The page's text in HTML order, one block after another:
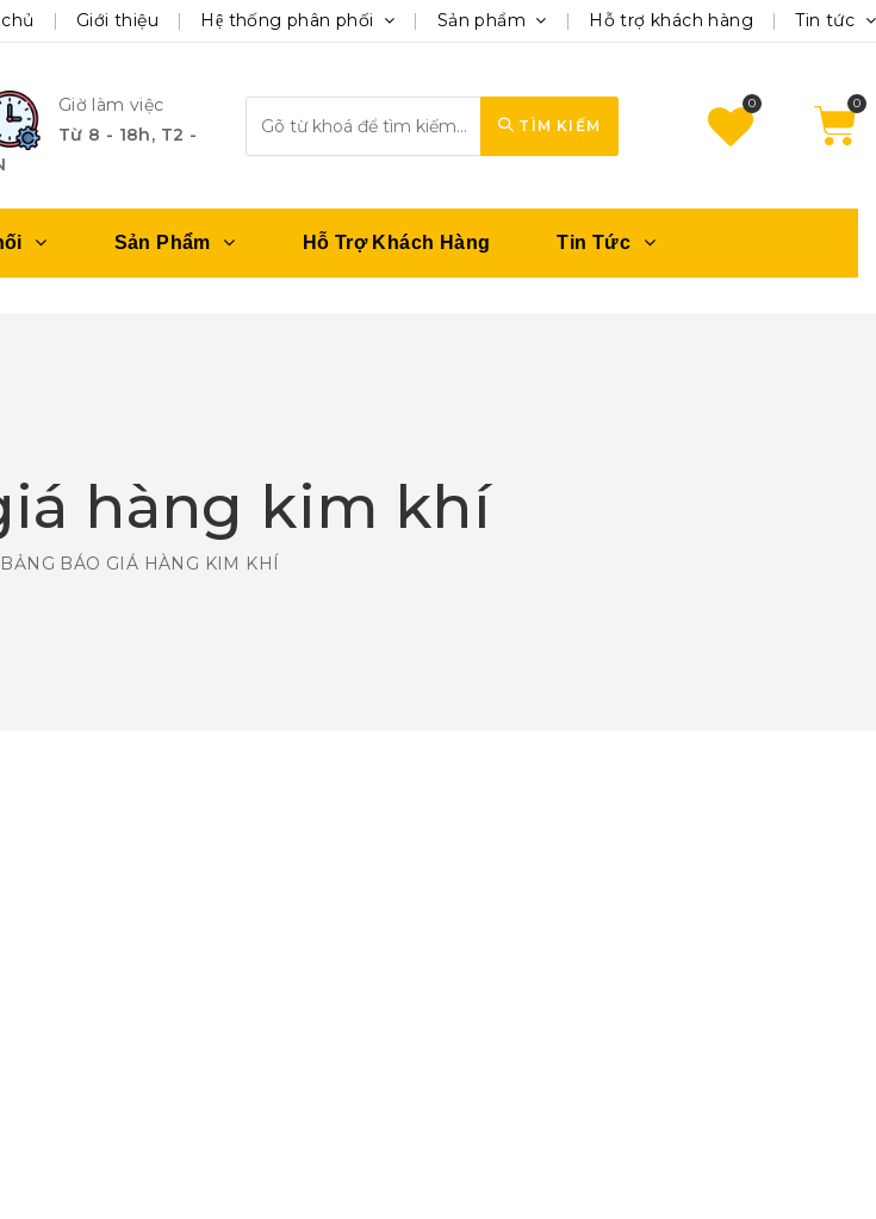
Giới thiệu Hệ thống phân phối Sản phẩm Hỗ trợ khách hàng Tin tức
Giờ làm việc
Từ 8 - 18h, T2 -
TÌM KIẾM
0
Sản Phẩm Hỗ Trợ Khách Hàng Tin Tức
hàng kim khí
BẢNG BÁO GIÁ HÀNG KIM KHÍ